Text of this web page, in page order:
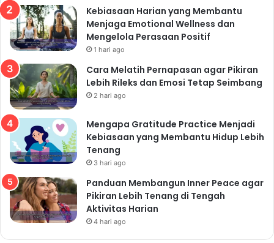
beban, untuk hasil yang optimal. Temukan aktivitas
fisik yang Anda nikmati agar Anda konsisten
melakukannya.
Read Also:
Cuma Butuh 15 Menit Sehari! Ini Cara
Menjaga Kesehatan Tubuh Tanpa Diet Ketat
atau Obat
9 Kebiasaan Sehari-Hari yang Bisa Merusak
Tubuh Tanpa Disadari—Nomor 4 Paling
Sering Terjadi!
Dari Batuk Biasa ke Infeksi Paru-Paru:
Kebiasaan Harian yang Membantu
Menjaga Emotional Wellness dan
Mengelola Perasaan Positif
1 hari ago
Cara Melatih Pernapasan agar Pikiran
Lebih Rileks dan Emosi Tetap Seimbang
2 hari ago
Mengapa Gratitude Practice Menjadi
Kebiasaan yang Membantu Hidup Lebih
Tenang
3 hari ago
Panduan Membangun Inner Peace agar
Pikiran Lebih Tenang di Tengah
Aktivitas Harian
4 hari ago